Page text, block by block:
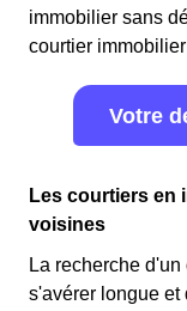
immobilier sans
courtier
Votre
Les courtiers en
voisines
La recherche
s'avérer longue et